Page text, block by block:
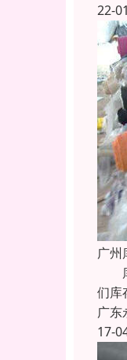
22-
广州
库
们库
广东
17-